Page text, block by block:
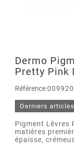
Dermo
Pretty Pink
Référence
Derniers
Pigment Lèvres
matières
épaisse,